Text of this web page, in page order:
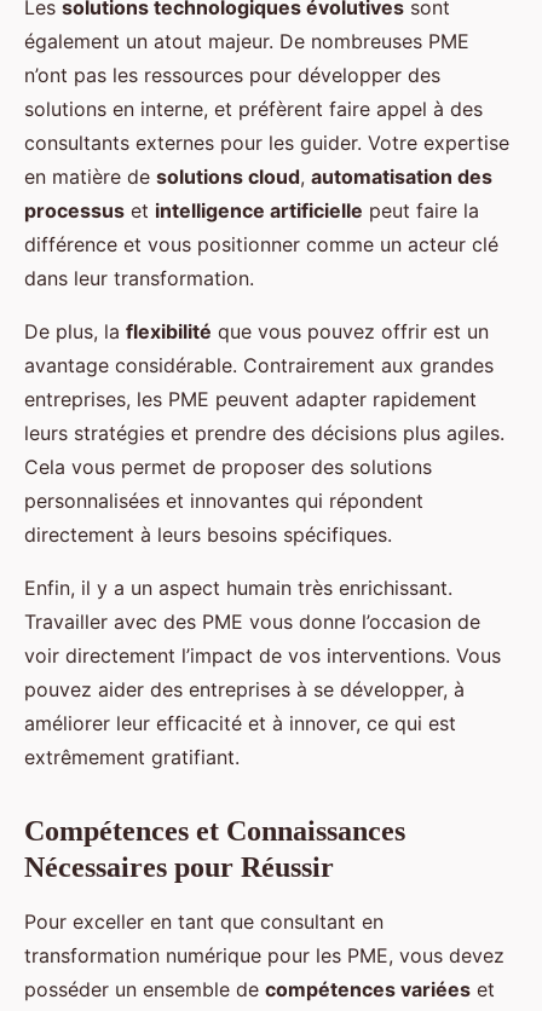
Les solutions technologiques évolutives sont
également un atout majeur. De nombreuses PME
n’ont pas les ressources pour développer des
solutions en interne, et préfèrent faire appel à des
consultants externes pour les guider. Votre expertise
en matière de solutions cloud, automatisation des
processus et intelligence artificielle peut faire la
différence et vous positionner comme un acteur clé
dans leur transformation.
De plus, la flexibilité que vous pouvez offrir est un
avantage considérable. Contrairement aux grandes
entreprises, les PME peuvent adapter rapidement
leurs stratégies et prendre des décisions plus agiles.
Cela vous permet de proposer des solutions
personnalisées et innovantes qui répondent
directement à leurs besoins spécifiques.
Enfin, il y a un aspect humain très enrichissant.
Travailler avec des PME vous donne l’occasion de
voir directement l’impact de vos interventions. Vous
pouvez aider des entreprises à se développer, à
améliorer leur efficacité et à innover, ce qui est
extrêmement gratifiant.
Compétences et Connaissances
Nécessaires pour Réussir
Pour exceller en tant que consultant en
transformation numérique pour les PME, vous devez
posséder un ensemble de compétences variées et